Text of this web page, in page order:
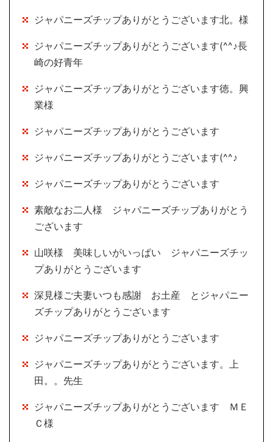
ジャパニーズチップありがとうございます北。様
ジャパニーズチップありがとうございます(^^♪長
崎の好青年
ジャパニーズチップありがとうございます徳。興
業様
ジャパニーズチップありがとうございます
ジャパニーズチップありがとうございます(^^♪
ジャパニーズチップありがとうございます
素敵なお二人様 ジャパニーズチップありがとう
ございます
山咲様 美味しいがいっぱい ジャパニーズチッ
プありがとうございます
深見様ご夫妻いつも感謝 お土産 とジャパニー
ズチップありがとうございます
ジャパニーズチップありがとうございます
ジャパニーズチップありがとうございます。上
田。。先生
ジャパニーズチップありがとうございます ＭＥ
Ｃ様